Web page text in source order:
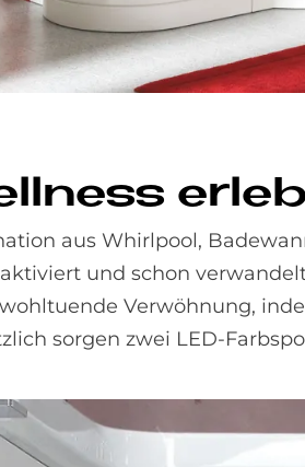
aus Whirlpool,
und schon
Verwöhnung,
sorgen zwei LED-